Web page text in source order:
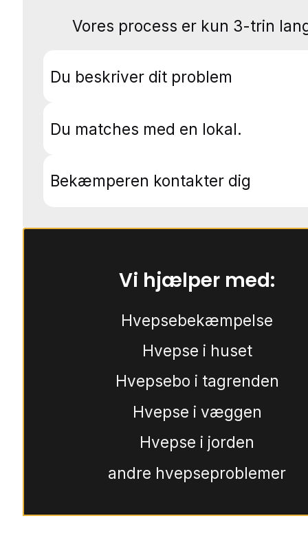
Vores process er kun 3-trin
Du beskriver dit problem
Du matches med en lokal.
Bekæmperen kontakter dig
Vi hjælper med:
Hvepsebekæmpelse
Hvepse i huset
Hvepsebo i tagrenden
Hvepse i væggen
Hvepse i jorden
andre hvepseproblemer